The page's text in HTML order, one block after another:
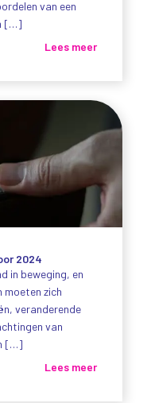
van een
[…]
Lees meer
2024
in beweging, en
moeten zich
veranderende
van
[…]
Lees meer